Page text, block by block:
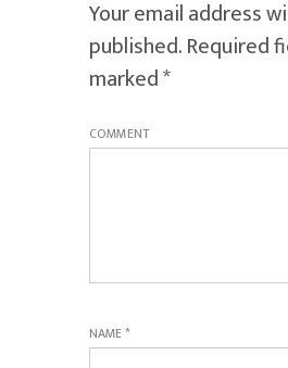
Your email address
published.Required
marked*
COMMENT
NAME*